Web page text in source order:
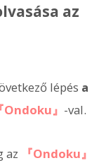
az
lépés a
『Ondoku』 -val.
az
『Ondoku』